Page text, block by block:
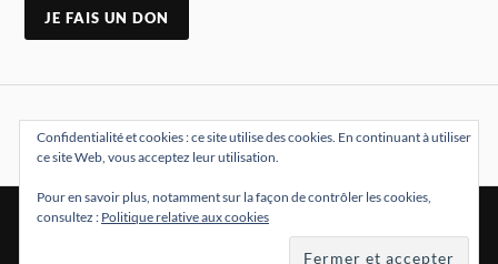
JE FAIS UN DON
WORDPRESS & THÈME PAR
ANDERS NORÉN
Confidentialité et cookies : ce site utilise des cookies. En continuant à utiliser
ce site Web, vous acceptez leur utilisation.
Pour en savoir plus, notamment sur la façon de contrôler les cookies,
consultez : Politique relative aux cookies